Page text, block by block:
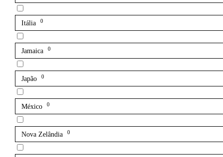
Itália 0
Jamaica 0
Japão 0
México 0
Nova Zelândia 0